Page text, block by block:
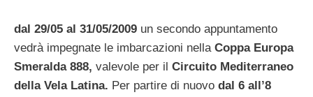
dal 29/05 al 31/05/2009 un secondo appuntamento
vedrà impegnate le imbarcazioni nella Coppa Europa
Smeralda 888, valevole per il Circuito Mediterraneo
della Vela Latina. Per partire di nuovo dal 6 all’8